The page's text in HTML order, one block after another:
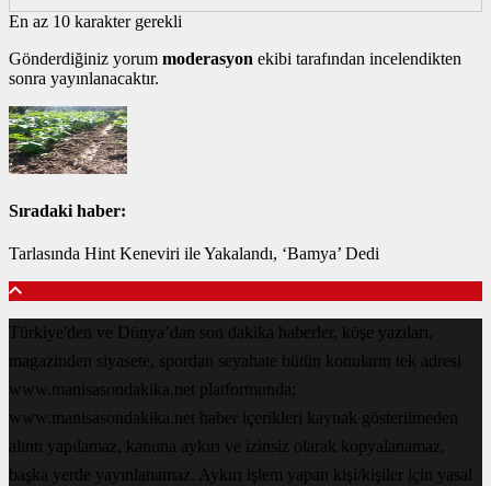
En az 10 karakter gerekli
Gönderdiğiniz yorum moderasyon ekibi tarafından incelendikten
sonra yayınlanacaktır.
Sıradaki haber:
Tarlasında Hint Keneviri ile Yakalandı, ‘Bamya’ Dedi
Türkiye'den ve Dünya’dan son dakika haberler, köşe yazıları,
magazinden siyasete, spordan seyahate bütün konuların tek adresi
www.manisasondakika.net platformunda;
www.manisasondakika.net haber içerikleri kaynak gösterilmeden
alıntı yapılamaz, kanuna aykırı ve izinsiz olarak kopyalanamaz,
başka yerde yayınlanamaz. Aykırı işlem yapan kişi/kişiler için yasal